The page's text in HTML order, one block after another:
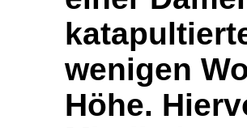
wenigen
Höhe.